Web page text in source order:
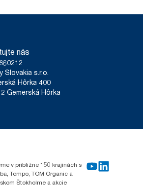
nás
Slovakia s.r.o.
Hôrka 400
Gemerská Hôrka
v približne 150 krajinách s
Tempo, TOM Organic a
Štokholme a akcie